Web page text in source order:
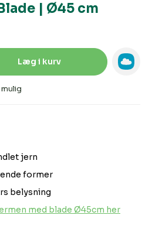
| Ø45 cm
jern
former
belysning
med blade Ø45cm her
Indtast den
Læg i kurv